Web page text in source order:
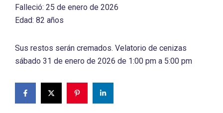
Falleció: 25 de enero de 2026
Edad: 82 años
Sus restos serán cremados. Velatorio de cenizas
sábado 31 de enero de 2026 de 1:00 pm a 5:00 pm